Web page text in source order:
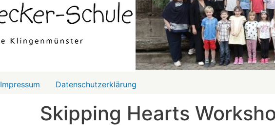
Impressum Datenschutzerklärung
Skipping Hearts